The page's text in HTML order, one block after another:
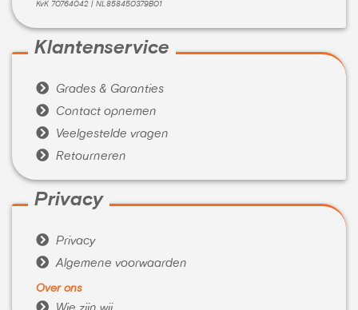
KvK 70764042 | NL858450379B01
Klantenservice
 Grades & Garanties
 Contact opnemen
 Veelgestelde vragen
 Retourneren
Privacy
 Privacy
 Algemene voorwaarden
Over ons
